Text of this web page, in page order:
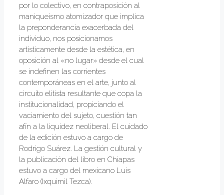
por lo colectivo, en contraposición al
maniqueísmo atomizador que implica
la preponderancia exacerbada del
individuo, nos posicionamos
artísticamente desde la estética, en
oposición al «no lugar» desde el cual
se indefinen las corrientes
contemporáneas en el arte, junto al
circuito elitista resultante que copa la
institucionalidad, propiciando el
vaciamiento del sujeto, cuestión tan
afín a la liquidez neoliberal. El cuidado
de la edición estuvo a cargo de
Rodrigo Suárez. La gestión cultural y
la publicación del libro en Chiapas
estuvo a cargo del mexicano Luis
Alfaro (Ixquimil Tezca).